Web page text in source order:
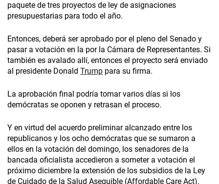
paquete de tres proyectos de ley de asignaciones
presupuestarias para todo el año.
Entonces, deberá ser aprobado por el pleno del Senado y
pasar a votación en la por la Cámara de Representantes. Si
también es avalado allí, entonces el proyecto será enviado
al presidente Donald Trump para su firma.
La aprobación final podría tomar varios días si los
demócratas se oponen y retrasan el proceso.
Y en virtud del acuerdo preliminar alcanzado entre los
republicanos y los ocho demócratas que se sumaron a
ellos en la votación del domingo, los senadores de la
bancada oficialista accedieron a someter a votación el
próximo diciembre la extensión de los subsidios de la Ley
de Cuidado de la Salud Asequible (Affordable Care Act).